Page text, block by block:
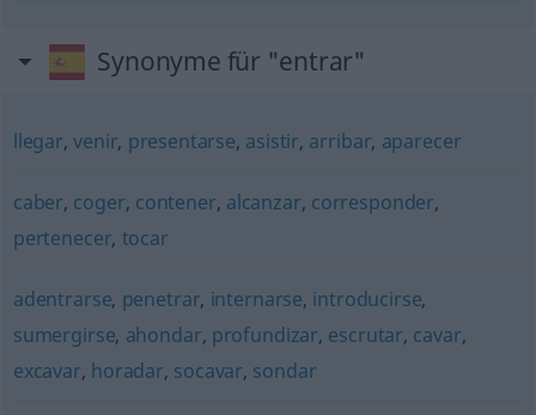
Synonyme für "entrar"
llegar,venir, presentarse, asistir, arribar, aparecer
caber, coger, contener, alcanzar, corresponder,
pertenecer, tocar
adentrarse, penetrar, internarse, introducirse,
sumergirse, ahondar, profundizar, escrutar, cavar,
excavar, horadar, socavar, sondar